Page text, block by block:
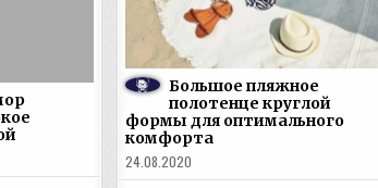
Большое пляжное
полотенце круглой
формы для оптимального
комфорта
24.08.2020